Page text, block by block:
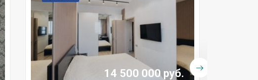
14 500 000 руб.